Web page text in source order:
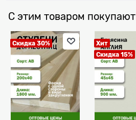
С этим товаром покупают
Скидка 30%
Хит
Скидка 15%